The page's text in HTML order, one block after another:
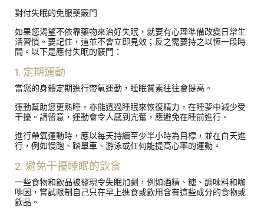
對付失眠的免服藥竅門
如果您渴望不依靠藥物來治好失眠，就要有心理準備改變日常生
活習慣。要記住，這並不會立即見效；反之需要持之以恆一段時
間。以下是應付失眠的竅門：
1. 定期運動
當您的身體定期進行帶氧運動，睡眠質素往往會提高。
運動幫助您更熟睡，亦能透過睡眠來恢復精力，在睡夢中減少受
干擾。請留意，運動會令人感到亢奮，應避免在睡前進行。
進行帶氧運動時，應以每天持續至少半小時為目標，並在白天進
行，例如慢跑、踏單車、游泳或任何能提高心率的運動。
2. 避免干擾睡眠的飲食
一些食物和飲品被發現令失眠加劇，例如酒精、糖、調味料和咖
啡因，嘗試限制自己只在早上進食或飲用含有這些成分的食物或
飲品。